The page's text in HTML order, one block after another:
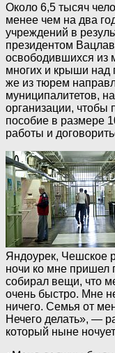
Около 6,5 тысяч
менее чем на два
учреждений в
президентом
освободившихся из
многих и крыши над
же из тюрем
муниципалитетов,
организации, чтобы
пособие в размере
работы и
Яндоурек, Чешское
ночи ко мне пришел
собирал вещи, что
очень быстро. Мне
ничего. Семья от
Нечего делать», —
который ныне